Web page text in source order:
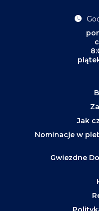
Jak
Nominacje w
Gwiezdne